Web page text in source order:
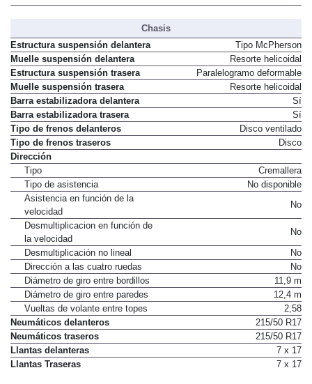
Chasis
Estructura suspensión delantera
Tipo McPherson
Muelle suspensión delantera
Resorte helicoidal
Estructura suspensión trasera
Paralelogramo deformable
Muelle suspensión trasera
Resorte helicoidal
Barra estabilizadora delantera
Sí
Barra estabilizadora trasera
Sí
Tipo de frenos delanteros
Disco ventilado
Tipo de frenos traseros
Disco
Dirección
Tipo
Cremallera
Tipo de asistencia
No disponible
Asistencia en función de la
velocidad
No
Desmultiplicacion en función de
la velocidad
No
Desmultiplicación no lineal
No
Dirección a las cuatro ruedas
No
Diámetro de giro entre bordillos
11,9 m
Diámetro de giro entre paredes
12,4 m
Vueltas de volante entre topes
2,58
Neumáticos delanteros
215/50 R17
Neumáticos traseros
215/50 R17
Llantas delanteras
7 x 17
Llantas Traseras
7 x 17